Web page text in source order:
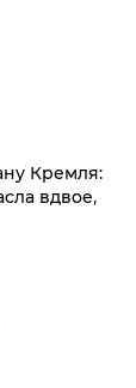
Кремля:
вдвое,